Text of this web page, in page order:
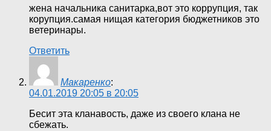
жена начальника санитарка,вот это коррупция, так
корупция.самая нищая категория бюджетников это
ветеринары.
Ответить
Макаренко:
04.01.2019 20:05 в 20:05
Бесит эта кланавость, даже из своего клана не
сбежать.